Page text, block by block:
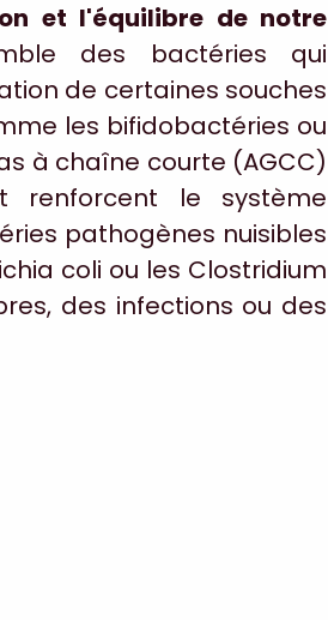
et l'équilibre de notre
des bactéries qui
de certaines souches
les bifidobactéries ou
à chaîne courte (AGCC)
renforcent le système
pathogènes nuisibles
coli ou les Clostridium
des infections ou des